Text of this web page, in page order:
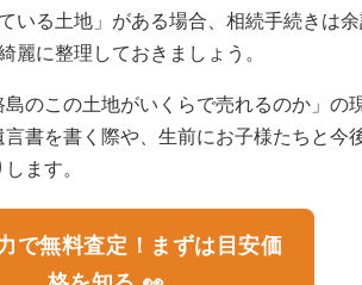
いる土地」がある場合、相続手続きは
麗に整理しておきましょう。
島のこの土地がいくらで売れるのか」の
言書を書く際や、生前にお子様たちと今
ます。
で無料査定！まずは目安価